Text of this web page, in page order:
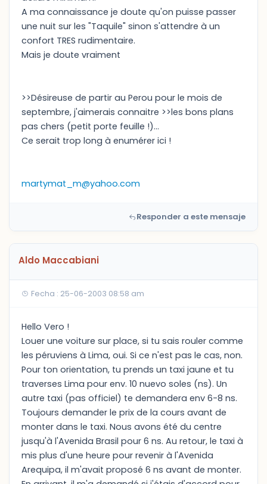
A ma connaissance je doute qu'on puisse passer
une nuit sur les "Taquile" sinon s'attendre à un
confort TRES rudimentaire.
Mais je doute vraiment
>>Désireuse de partir au Perou pour le mois de
septembre, j'aimerais connaitre >>les bons plans
pas chers (petit porte feuille !)...
Ce serait trop long à enumérer ici !
martymat_m@yahoo.com
Responder a este mensaje
Aldo Maccabiani
Fecha : 25-06-2003 08:58 am
Hello Vero !
Louer une voiture sur place, si tu sais rouler comme
les péruviens à Lima, oui. Si ce n'est pas le cas, non.
Pour ton orientation, tu prends un taxi jaune et tu
traverses Lima pour env. 10 nuevo soles (ns). Un
autre taxi (pas officiel) te demandera env 6-8 ns.
Toujours demander le prix de la cours avant de
monter dans le taxi. Nous avons été du centre
jusqu'à l'Avenida Brasil pour 6 ns. Au retour, le taxi à
mis plus d'une heure pour revenir à l'Avenida
Arequipa, il m'avait proposé 6 ns avant de monter.